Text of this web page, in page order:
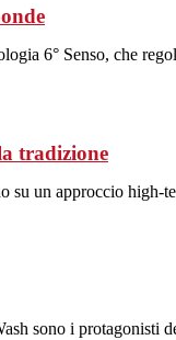
6° Senso, che
tradizione
su un approccio high-
sono i protagonisti